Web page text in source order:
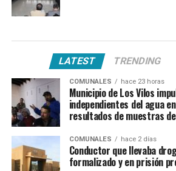
LATEST TRENDING
COMUNALES hace 23 horas
Municipio de Los Vilos
independientes del agua
resultados de muestras
COMUNALES hace 2 días
Conductor que llevaba
formalizado y en prisión